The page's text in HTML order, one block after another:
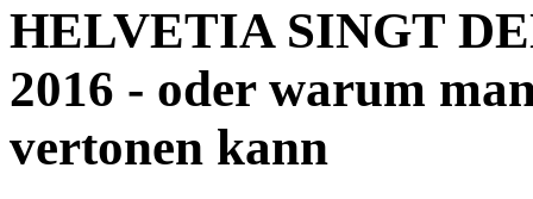
HELVETIA SINGT
2016 - oder warum
vertonen kann